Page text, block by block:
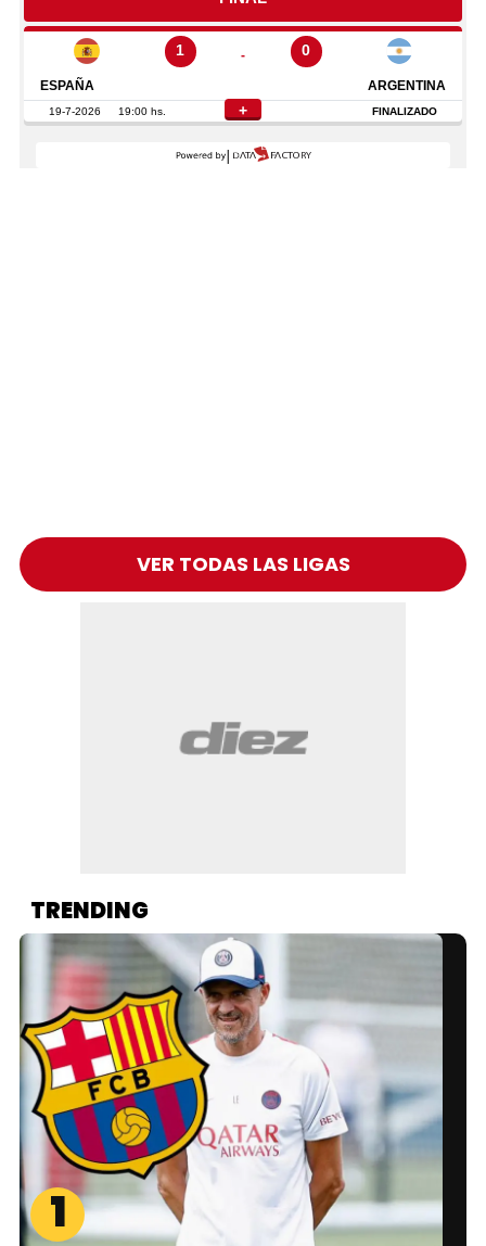
VER TODAS LAS LIGAS
TRENDING
1